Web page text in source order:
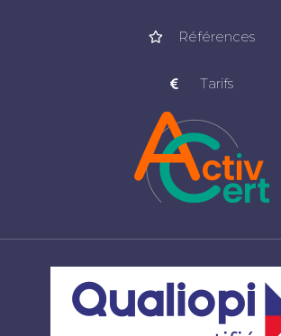
Références
Tarifs